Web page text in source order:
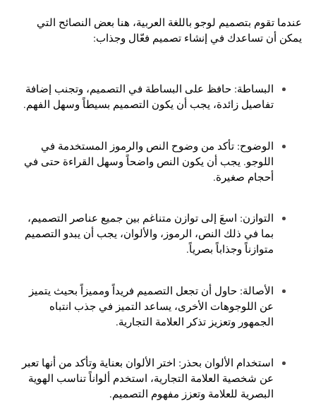
عندما تقوم بتصميم لوجو باللغة العربية، هنا بعض النصائح التي
يمكن أن تساعدك في إنشاء تصميم فعّال وجذاب:
البساطة: حافظ على البساطة في التصميم، وتجنب إضافة
تفاصيل زائدة، يجب أن يكون التصميم بسيطاً وسهل الفهم.
الوضوح: تأكد من وضوح النص والرموز المستخدمة في
اللوجو. يجب أن يكون النص واضحاً وسهل القراءة حتى في
أحجام صغيرة.
التوازن: اسعَ إلى توازن متناغم بين جميع عناصر التصميم،
بما في ذلك النص، الرموز، والألوان، يجب أن يبدو التصميم
متوازناً وجذاباً بصرياً.
الأصالة: حاول أن تجعل التصميم فريداً ومميزاً بحيث يتميز
عن اللوجوهات الأخرى، يساعد التميز في جذب انتباه
الجمهور وتعزيز تذكر العلامة التجارية.
استخدام الألوان بحذر: اختر الألوان بعناية وتأكد من أنها تعبر
عن شخصية العلامة التجارية، استخدم ألواناً تناسب الهوية
البصرية للعلامة وتعزز مفهوم التصميم.